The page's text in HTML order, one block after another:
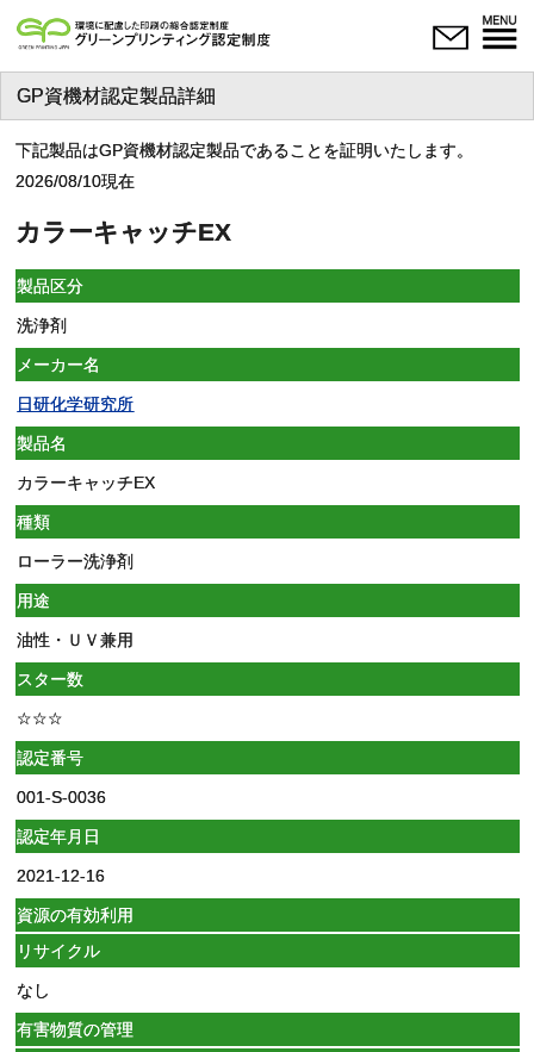
GP資機材認定製品詳細
下記製品はGP資機材認定製品であることを証明いたします。
2026/08/10現在
カラーキャッチEX
製品区分
洗浄剤
メーカー名
日研化学研究所
製品名
カラーキャッチEX
種類
ローラー洗浄剤
用途
油性・ＵＶ兼用
スター数
☆☆☆
認定番号
001-S-0036
認定年月日
2021-12-16
資源の有効利用
リサイクル
なし
有害物質の管理